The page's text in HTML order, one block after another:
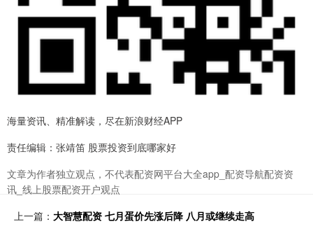
海量资讯、精准解读，尽在新浪财经APP
责任编辑：张靖笛 股票投资到底哪家好
文章为作者独立观点，不代表配资网平台大全app_配资导航配资资
讯_线上股票配资开户观点
上一篇： 大智慧配资 七月蛋价先涨后降 八月或继续走高